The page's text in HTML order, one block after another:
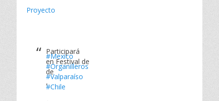
Proyecto
Participará
#Mexico
en Festival de
#Organilleros
de
#Valparaíso
,
#Chile